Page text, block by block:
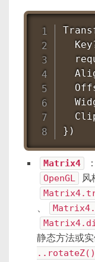
})
Matrix4
OpenGL 风
静态方法或